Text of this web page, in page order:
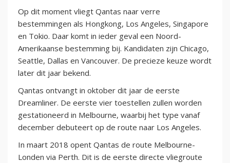
Op dit moment vliegt Qantas naar verre
bestemmingen als Hongkong, Los Angeles, Singapore
en Tokio. Daar komt in ieder geval een Noord-
Amerikaanse bestemming bij. Kandidaten zijn Chicago,
Seattle, Dallas en Vancouver. De precieze keuze wordt
later dit jaar bekend.
Qantas ontvangt in oktober dit jaar de eerste
Dreamliner. De eerste vier toestellen zullen worden
gestationeerd in Melbourne, waarbij het type vanaf
december debuteert op de route naar Los Angeles.
In maart 2018 opent Qantas de route Melbourne-
Londen via Perth. Dit is de eerste directe vliegroute